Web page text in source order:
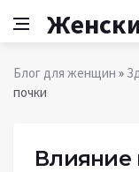
Блог для женщин »
почки
Влияние